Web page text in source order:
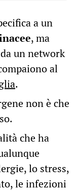
a un
, ma
un network
al
.
non è che
che ha
lo stress,
le infezioni